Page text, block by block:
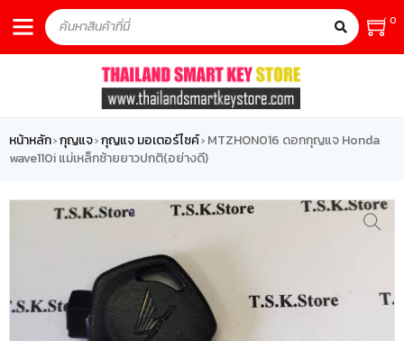
0
หน้าหลัก›กุญแจ›กุญแจ มอเตอร์ไซค์› MTZHON016 ดอกกุญแจ Honda
wave110i แม่เหล็กซ้ายยาวปกติ(อย่างดี)